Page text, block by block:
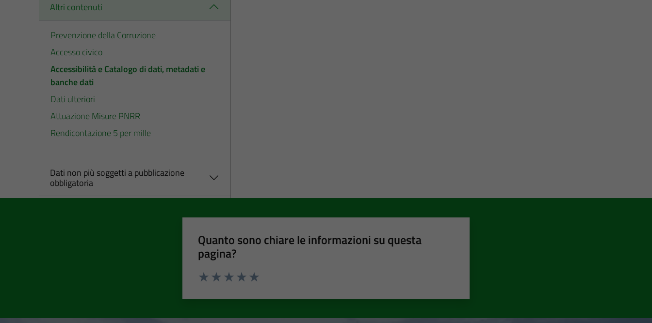
Altri contenuti
Prevenzione della Corruzione
Accesso civico
Accessibilità e Catalogo di dati, metadati e
banche dati
Dati ulteriori
Attuazione Misure PNRR
Rendicontazione 5 per mille
Dati non più soggetti a pubblicazione
obbligatoria
Quanto sono chiare le informazioni su questa
pagina?